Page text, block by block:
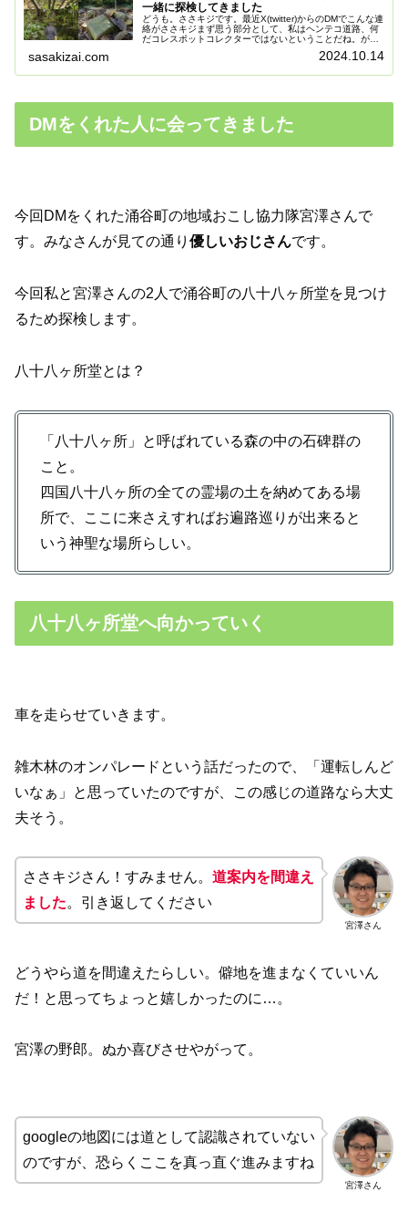
一緒に探検してきました
どうも。ささキジです。最近X(twitter)からのDMでこんな連
絡がささキジまず思う部分として、私はヘンテコ道路、何
だコレスポットコレクターではないということだね。がし
sasakizai.com 2024.10.14
DMをくれた人に会ってきました
今回DMをくれた涌谷町の地域おこし協力隊宮澤さんで
す。みなさんが見ての通り 優しいおじさんです。
今回私と宮澤さんの2人で涌谷町の八十八ヶ所堂を見つけ
るため探検します。
八十八ヶ所堂とは？
「八十八ヶ所」と呼ばれている森の中の石碑群の
こと。
四国八十八ヶ所の全ての霊場の土を納めてある場
所で、ここに来さえすればお遍路巡りが出来ると
いう神聖な場所らしい。
八十八ヶ所堂へ向かっていく
車を走らせていきます。
雑木林のオンパレードという話だったので、「運転しんど
いなぁ」と思っていたのですが、この感じの道路なら大丈
夫そう。
宮澤さん
ささキジさん！すみません。 道案内を間違え
ました。引き返してください
どうやら道を間違えたらしい。僻地を進まなくていいん
だ！と思ってちょっと嬉しかったのに…。
宮澤の野郎。ぬか喜びさせやがって。
宮澤さん
googleの地図には道として認識されていない
のですが、恐らくここを真っ直ぐ進みますね